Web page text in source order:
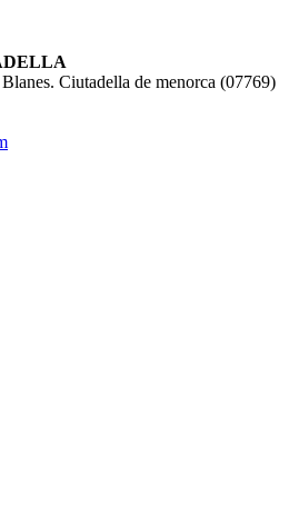
Ciutadella de menorca (07769)